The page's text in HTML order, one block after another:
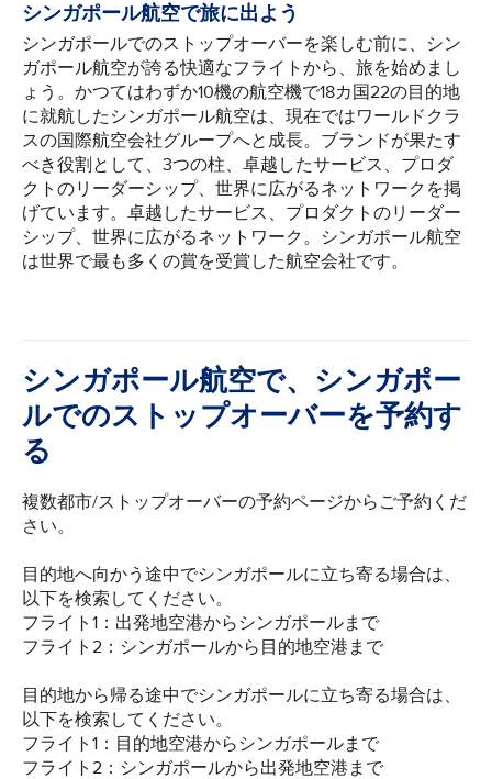
シンガポール航空で旅に出よう
シンガポールでのストップオーバーを楽しむ前に、シン
ガポール航空が誇る快適なフライトから、旅を始めまし
ょう。かつてはわずか10機の航空機で18カ国22の目的地
に就航したシンガポール航空は、現在ではワールドクラ
スの国際航空会社グループへと成長。ブランドが果たす
べき役割として、3つの柱、卓越したサービス、プロダ
クトのリーダーシップ、世界に広がるネットワークを掲
げています。卓越したサービス、プロダクトのリーダー
シップ、世界に広がるネットワーク。シンガポール航空
は世界で最も多くの賞を受賞した航空会社です。
シンガポール航空で、シンガポー
ルでのストップオーバーを予約す
る
複数都市/ストップオーバーの予約ページからご予約くだ
さい。
目的地へ向かう途中でシンガポールに立ち寄る場合は、
以下を検索してください。
フライト1：出発地空港からシンガポールまで
フライト2：シンガポールから目的地空港まで
目的地から帰る途中でシンガポールに立ち寄る場合は、
以下を検索してください。
フライト1：目的地空港からシンガポールまで
フライト2：シンガポールから出発地空港まで